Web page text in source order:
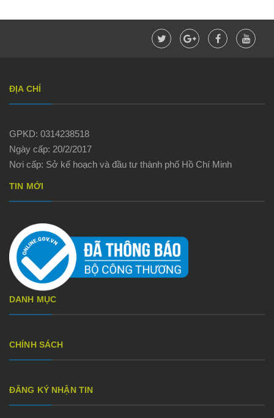
ĐỊA CHỈ
GPKD: 0314238518
Ngày cấp: 20/2/2017
Nơi cấp: Sở kế hoạch và đầu tư thành phố Hồ Chí Minh
TIN MỚI
DANH MỤC
CHÍNH SÁCH
ĐĂNG KÝ NHẬN TIN